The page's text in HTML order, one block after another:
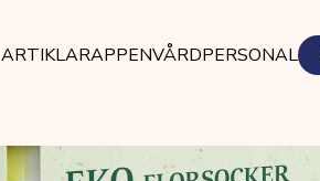
ARTIKLARAPPENVÅRDPERSONAL